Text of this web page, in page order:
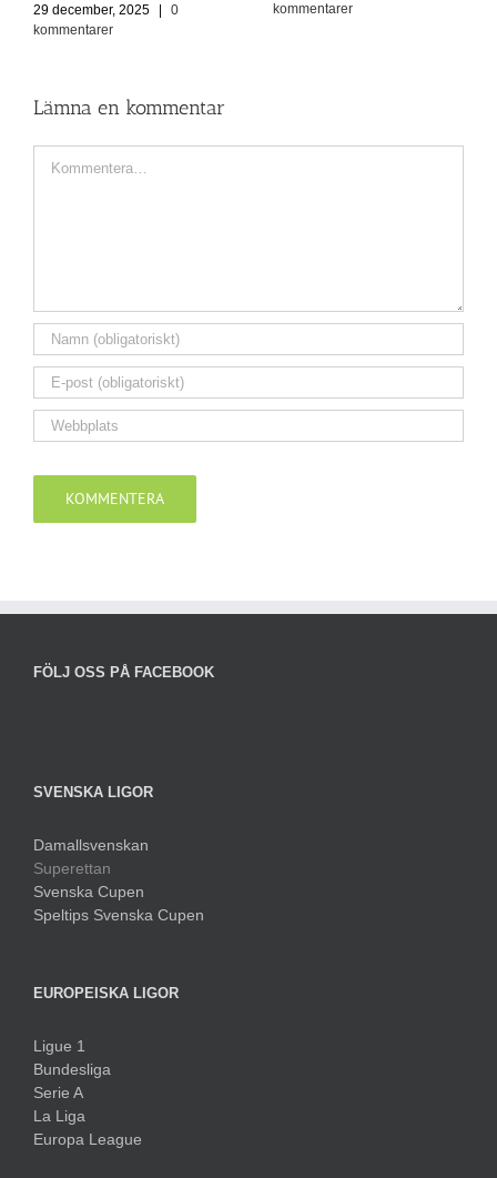
29 december, 2025
0
kommentarer
kommentarer
Lämna en kommentar
FÖLJ OSS PÅ FACEBOOK
SVENSKA LIGOR
Damallsvenskan
Superettan
Svenska Cupen
Speltips Svenska Cupen
EUROPEISKA LIGOR
Ligue 1
Bundesliga
Serie A
La Liga
Europa League